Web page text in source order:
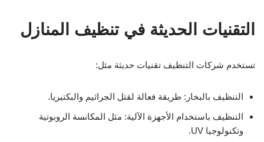
التقنيات الحديثة في تنظيف المنازل
تستخدم شركات التنظيف تقنيات حديثة مثل:
التنظيف بالبخار: طريقة فعالة لقتل الجراثيم والبكتيريا.
التنظيف باستخدام الأجهزة الآلية: مثل المكانسة الروبوتية
وتكنولوجيا UV.